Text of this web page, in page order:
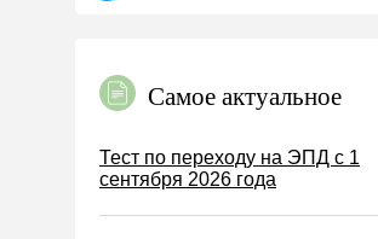
Земельный налог
Налог на рекламу
Торговый сбор
Самое актуальное
Тест по переходу на ЭПД с 1
сентября 2026 года